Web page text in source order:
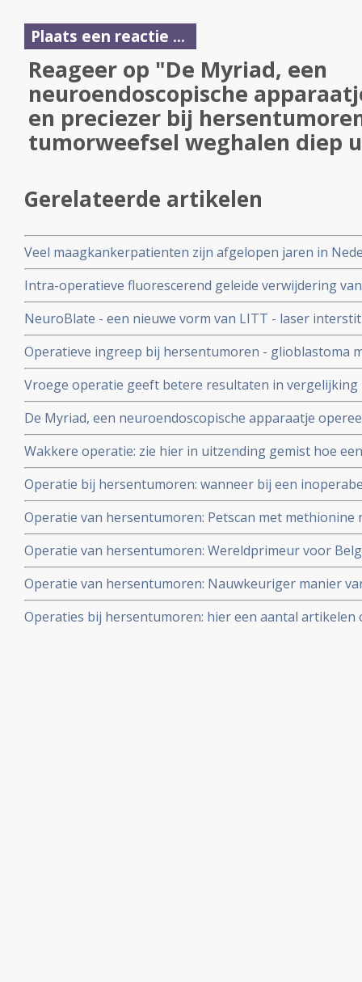
Plaats een reactie ...
Reageer op "De Myriad, een
neuroendoscopische
en preciezer bij
tumorweefsel weghalen diep
Gerelateerde artikelen
Veel maagkankerpatienten zijn afgelopen jaren in
behandeling ontnomen door weigering van operatieve
Intra-operatieve fluorescerend geleide verwijdering
- glioma blastoma waarbij 5-aminolevulinic acid wordt
resultaten dan met conventionele geleide operatie
NeuroBlate - een nieuwe vorm van LITT - laser
veilige en succesvolle operatie techniek voor
Operatieve ingreep bij hersentumoren - glioblastoma
fluorescerentie en MRI geleiding - geeft verdubbeling
mediane langere overleving
Vroege operatie geeft betere resultaten in vergelijking
overlevingskansen en overlevingstijd bij laaggradige
glioom
De Myriad, een neuroendoscopische apparaatje
hersentumoren en kan ook tumorweefsel weghalen
Wakkere operatie: zie hier in uitzending gemist hoe
hersentumor verloopt.
Operatie bij hersentumoren: wanneer bij een
Multiforme) toch een groot gedeelte (75% of meer)
voor langere levensduur, echter niet voor genezing.
Operatie van hersentumoren: Petscan met methionine
nauwkeuriger grenzen aan van operatieve ingreep bij
met als resultaat beduidend beter en nauwkeuriger -
Operatie van hersentumoren: Wereldprimeur voor
van extra miscroscoop tijdens operatie van
hoe operatie verloopt.
Operatie van hersentumoren: Nauwkeuriger manier
hersentumoren in Academisch Ziekenhuis Maastricht
scanner tijdens operatie.
Operaties bij hersentumoren: hier een aantal